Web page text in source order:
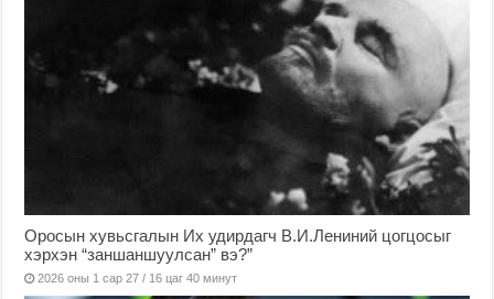
Оросын хувьсгалын Их удирдагч В.И.Лениний цогцосыг
хэрхэн “заншаншуулсан” вэ?”
2026 оны 1 сар 27 / 16 цаг 40 минут